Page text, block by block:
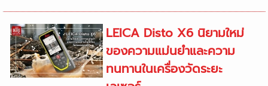
LEICA Disto X6 นิยามใหม่
ของความแม่นยำและความ
ทนทานในเครื่องวัดระยะ